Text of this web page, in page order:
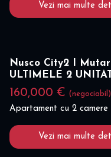
Vezi mai multe
Nusco City2 I
ULTIMELE 2
160,000 € (negociabil)
Apartament cu 2 camere
Vezi mai multe